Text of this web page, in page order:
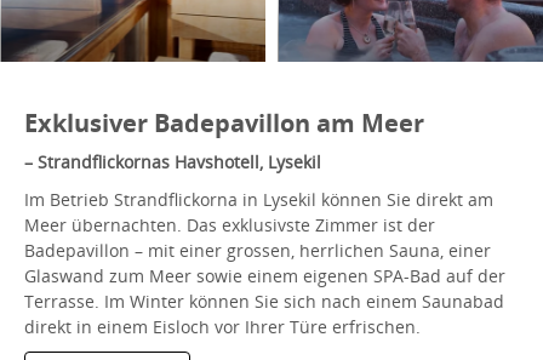
Exklusiver Badepavillon am Meer
– Strandflickornas Havshotell, Lysekil
Im Betrieb Strandflickorna in Lysekil können Sie direkt am
Meer übernachten. Das exklusivste Zimmer ist der
Badepavillon – mit einer grossen, herrlichen Sauna, einer
Glaswand zum Meer sowie einem eigenen SPA-Bad auf der
Terrasse. Im Winter können Sie sich nach einem Saunabad
direkt in einem Eisloch vor Ihrer Türe erfrischen.